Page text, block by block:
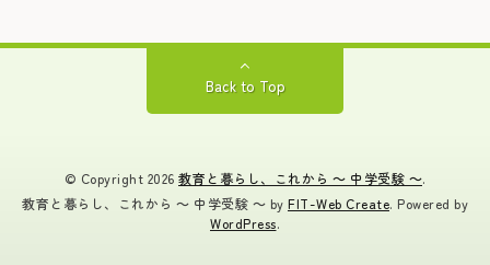
Back to Top
© Copyright 2026 教育と暮らし、これから ～ 中学受験 ～.
教育と暮らし、これから ～ 中学受験 ～ by FIT-Web Create. Powered by
WordPress.